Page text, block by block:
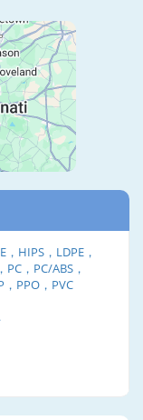
，HIPS，LDPE，
PC，PC/ABS，
，PPO，PVC